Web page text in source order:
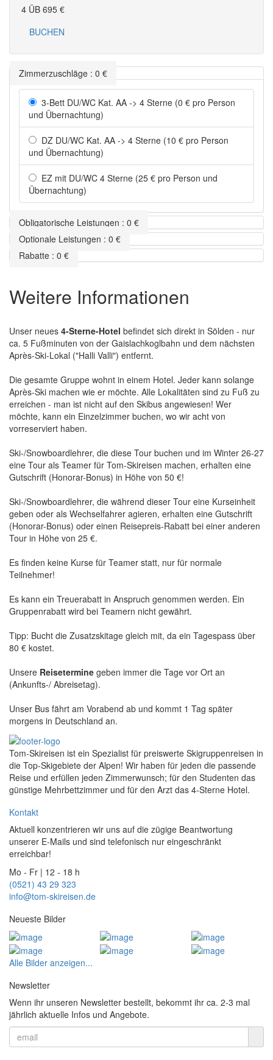
4 ÜB 695 €
BUCHEN
Zimmerzuschläge : 0 €
3-Bett DU/WC Kat. AA -> 4 Sterne (0 € pro Person
und Übernachtung)
DZ DU/WC Kat. AA -> 4 Sterne (10 € pro Person
und Übernachtung)
EZ mit DU/WC 4 Sterne (25 € pro Person und
Übernachtung)
Obligatorische Leistungen : 0 €
Optionale Leistungen : 0 €
Rabatte : 0 €
Weitere Informationen
Unser neues 4-Sterne-Hotel befindet sich direkt in Sölden - nur
ca. 5 Fußminuten von der Gaislachkoglbahn und dem nächsten
Après-Ski-Lokal ("Halli Valli") entfernt.
Die gesamte Gruppe wohnt in einem Hotel. Jeder kann solange
Après-Ski machen wie er möchte. Alle Lokalitäten sind zu Fuß zu
erreichen - man ist nicht auf den Skibus angewiesen! Wer
möchte, kann ein Einzelzimmer buchen, wo wir acht von
vorreserviert haben.
Ski-/Snowboardlehrer, die diese Tour buchen und im Winter 26-27
eine Tour als Teamer für Tom-Skireisen machen, erhalten eine
Gutschrift (Honorar-Bonus) in Höhe von 50 €!
Ski-/Snowboardlehrer, die während dieser Tour eine Kurseinheit
geben oder als Wechselfahrer agieren, erhalten eine Gutschrift
(Honorar-Bonus) oder einen Reisepreis-Rabatt bei einer anderen
Tour in Höhe von 25 €.
Es finden keine Kurse für Teamer statt, nur für normale
Teilnehmer!
Es kann ein Treuerabatt in Anspruch genommen werden. Ein
Gruppenrabatt wird bei Teamern nicht gewährt.
Tipp: Bucht die Zusatzskitage gleich mit, da ein Tagespass über
80 € kostet.
Unsere Reisetermine geben immer die Tage vor Ort an
(Ankunfts-/ Abreisetag).
Unser Bus fährt am Vorabend ab und kommt 1 Tag später
morgens in Deutschland an.
Tom-Skireisen ist ein Spezialist für preiswerte Skigruppenreisen in
die Top-Skigebiete der Alpen! Wir haben für jeden die passende
Reise und erfüllen jeden Zimmerwunsch; für den Studenten das
günstige Mehrbettzimmer und für den Arzt das 4-Sterne Hotel.
Kontakt
Aktuell konzentrieren wir uns auf die zügige Beantwortung
unserer E-Mails und sind telefonisch nur eingeschränkt
erreichbar!
Mo - Fr | 12 - 18 h
(0521) 43 29 323
info@tom-skireisen.de
Neueste Bilder
Alle Bilder anzeigen...
Newsletter
Wenn ihr unseren Newsletter bestellt, bekommt ihr ca. 2-3 mal
jährlich aktuelle Infos und Angebote.